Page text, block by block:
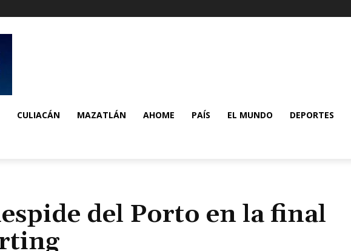
CULIACÁN MAZATLÁN AHOME PAÍS EL MUNDO DEPORTES
del Porto en la final